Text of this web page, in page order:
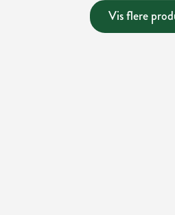
Vis flere